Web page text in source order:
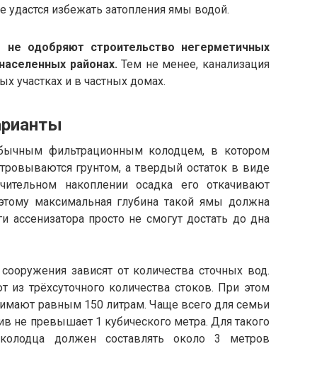
удастся избежать затопления ямы водой.
одобряют строительство негерметичных
районах. Тем не менее, канализация
участках и в частных домах.
фильтрационным колодцем, в котором
грунтом, а твердый остаток в виде
накоплении осадка его откачивают
максимальная глубина такой ямы должна
ассенизатора просто не смогут достать до дна
зависят от количества сточных вод.
трёхсуточного количества стоков. При этом
равным 150 литрам. Чаще всего для семьи
не превышает 1 кубического метра. Для такого
должен составлять около 3 метров